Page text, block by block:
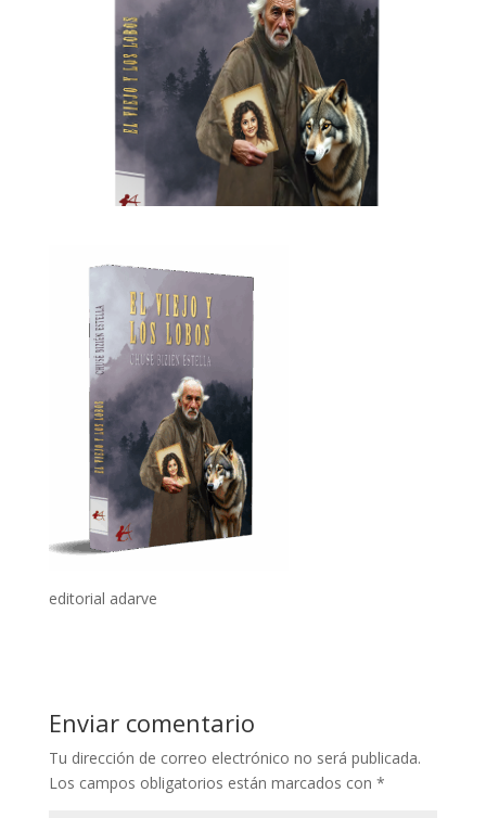
editorial adarve
Enviar comentario
Tu dirección de correo electrónico no será publicada.
Los campos obligatorios están marcados con *